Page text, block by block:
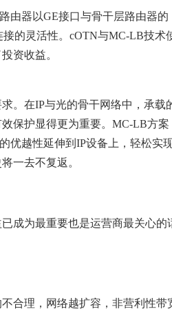
由器以GE接口与骨干层路由器的
的灵活性。cOTN与MC-LB技术
资收益。
。在IP与光的骨干网络中，承载
保护显得更为重要。MC-LB方案
优越性延伸到IP设备上，轻松实
一去不复返。
成为最重要也是运营商最关心的
合理，网络越扩容，非营利性带